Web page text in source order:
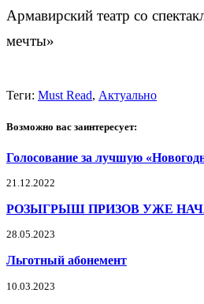
Армавирский театр со
мечты»
Теги: Must Read, Актуально
Возможно вас заинтересует:
Голосование за лучшую
21.12.2022
РОЗЫГРЫШ ПРИЗОВ УЖЕ
28.05.2023
Льготный абонемент
10.03.2023